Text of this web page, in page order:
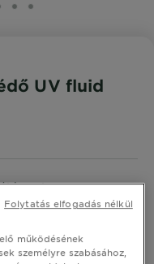
4 5 6
SLIDE 7
SLIDE 8
UV fluid
ereje SPF50+
fényvédővel
működésének
személyre szabásához,
Folytatás elfogadás nélkül